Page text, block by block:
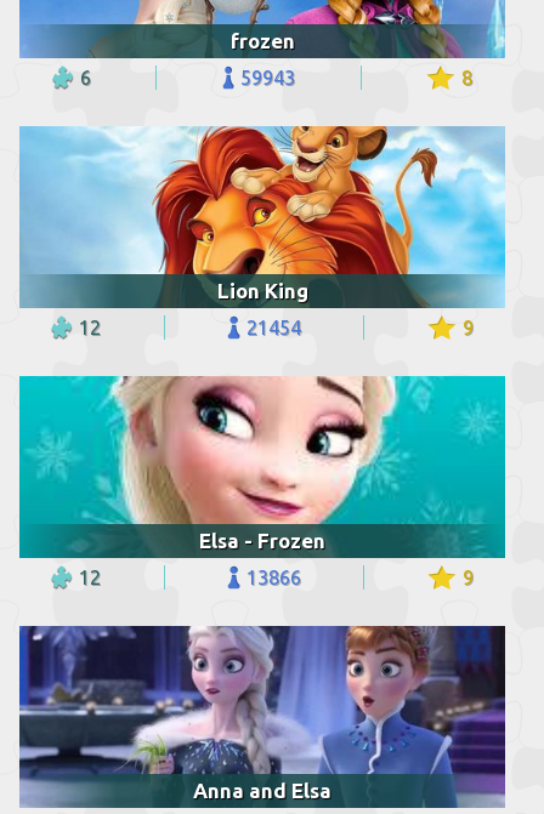
frozen
6 59943 8
Lion King
12 21454 9
Elsa - Frozen
12 13866 9
Anna and Elsa